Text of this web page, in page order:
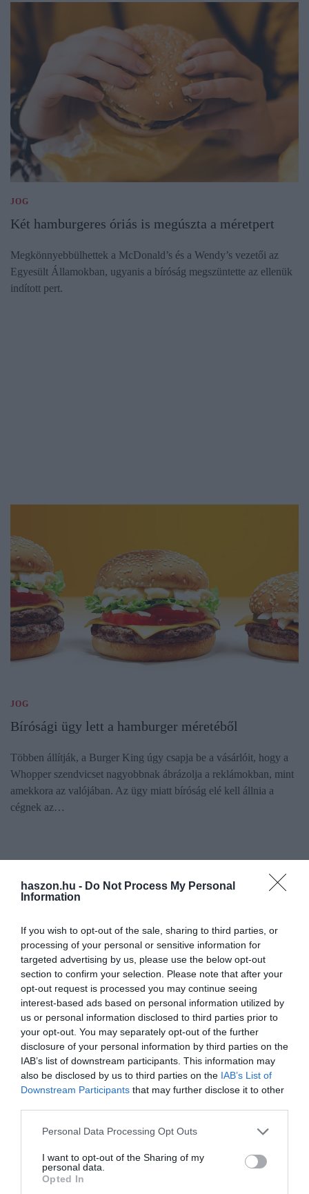
haszon.hu - Do Not Process My Personal
Information
If you wish to opt-out of the sale, sharing to third parties, or
processing of your personal or sensitive information for
targeted advertising by us, please use the below opt-out
section to confirm your selection. Please note that after your
opt-out request is processed you may continue seeing
interest-based ads based on personal information utilized by
us or personal information disclosed to third parties prior to
your opt-out. You may separately opt-out of the further
disclosure of your personal information by third parties on the
IAB’s list of downstream participants. This information may
also be disclosed by us to third parties on the IAB’s List of
Downstream Participants that may further disclose it to other
Please note that this website/app uses one or more Google
not limited to your visit or usage behaviour. You may click to
grant or deny consent to Google and its third-party tags to
use your data for below specified purposes in below Google
Personal Data Processing Opt Outs
I want to opt-out of the Sharing of my
personal data.
Opted In
JOG
Két hamburgeres óriás is megúszta a méretpert
Megkönnyebbülhettek a McDonald’s és a Wendy’s vezetői az
Egyesült Államokban, ugyanis a bíróság megszüntette az ellenük
indított pert.
JOG
Bírósági ügy lett a hamburger méretéből
Többen állítják, a Burger King úgy csapja be a vásárlóit, hogy a
Whopper szendvicset nagyobbnak ábrázolja a reklámokban, mint
amekkora az valójában. Az ügy miatt bíróság elé kell állnia a
cégnek az…